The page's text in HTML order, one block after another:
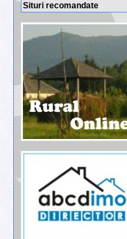
Situri recomandate